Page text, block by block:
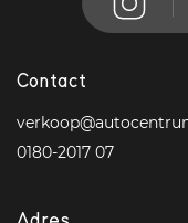
Contact
0180-2017 07